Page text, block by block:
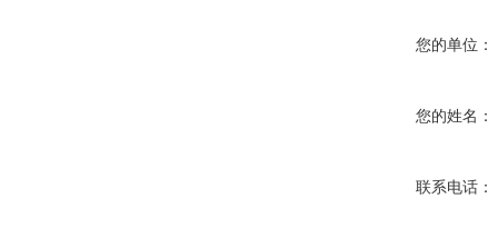
您的单位：
您的姓名：
联系电话：